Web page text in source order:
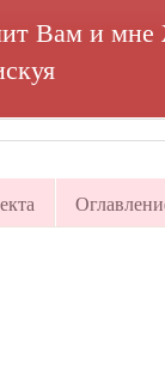
Вам и